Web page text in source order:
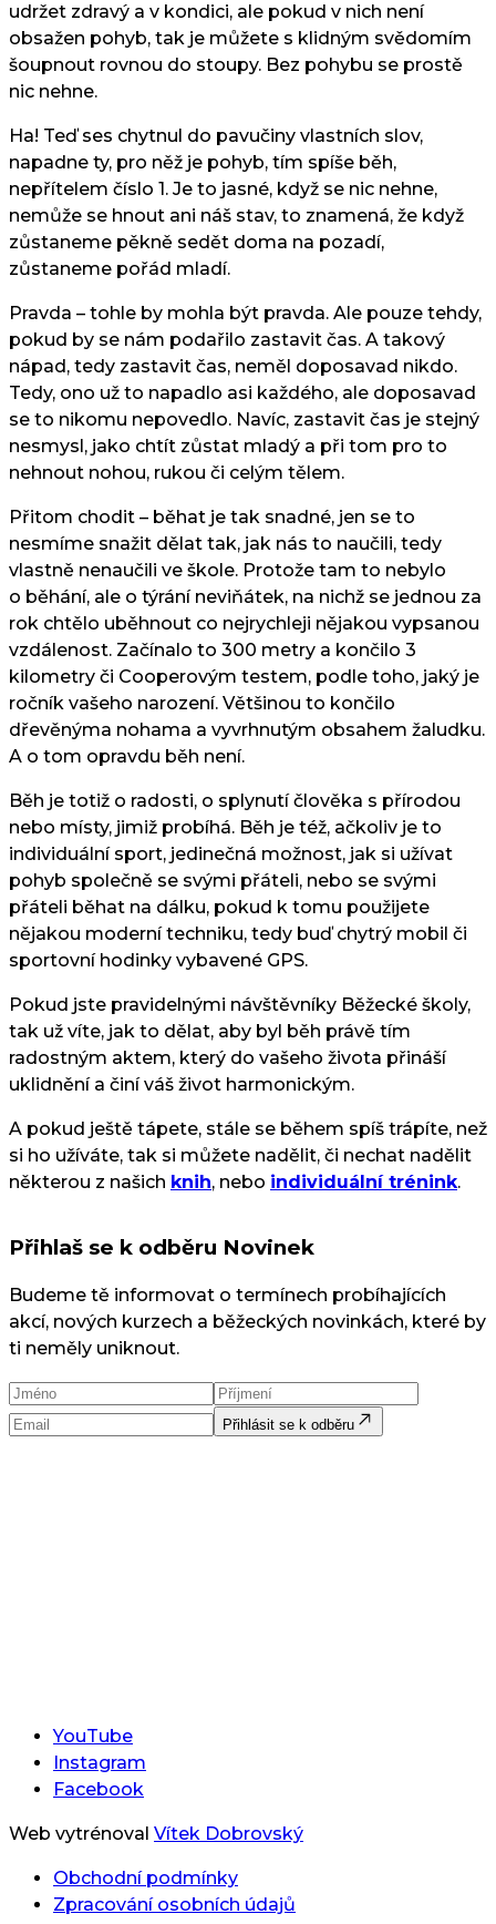
udržet zdravý a v kondici, ale pokud v nich není
obsažen pohyb, tak je můžete s klidným svědomím
šoupnout rovnou do stoupy. Bez pohybu se prostě
nic nehne.
Ha! Teď ses chytnul do pavučiny vlastních slov,
napadne ty, pro něž je pohyb, tím spíše běh,
nepřítelem číslo 1. Je to jasné, když se nic nehne,
nemůže se hnout ani náš stav, to znamená, že když
zůstaneme pěkně sedět doma na pozadí,
zůstaneme pořád mladí.
Pravda – tohle by mohla být pravda. Ale pouze tehdy,
pokud by se nám podařilo zastavit čas. A takový
nápad, tedy zastavit čas, neměl doposavad nikdo.
Tedy, ono už to napadlo asi každého, ale doposavad
se to nikomu nepovedlo. Navíc, zastavit čas je stejný
nesmysl, jako chtít zůstat mladý a při tom pro to
nehnout nohou, rukou či celým tělem.
Přitom chodit – běhat je tak snadné, jen se to
nesmíme snažit dělat tak, jak nás to naučili, tedy
vlastně nenaučili ve škole. Protože tam to nebylo
o běhání, ale o týrání neviňátek, na nichž se jednou za
rok chtělo uběhnout co nejrychleji nějakou vypsanou
vzdálenost. Začínalo to 300 metry a končilo 3
kilometry či Cooperovým testem, podle toho, jaký je
ročník vašeho narození. Většinou to končilo
dřevěnýma nohama a vyvrhnutým obsahem žaludku.
A o tom opravdu běh není.
Běh je totiž o radosti, o splynutí člověka s přírodou
nebo místy, jimiž probíhá. Běh je též, ačkoliv je to
individuální sport, jedinečná možnost, jak si užívat
pohyb společně se svými přáteli, nebo se svými
přáteli běhat na dálku, pokud k tomu použijete
nějakou moderní techniku, tedy buď chytrý mobil či
sportovní hodinky vybavené GPS.
Pokud jste pravidelnými návštěvníky Běžecké školy,
tak už víte, jak to dělat, aby byl běh právě tím
radostným aktem, který do vašeho života přináší
uklidnění a činí váš život harmonickým.
A pokud ještě tápete, stále se během spíš trápíte, než
si ho užíváte, tak si můžete nadělit, či nechat nadělit
některou z našich knih, nebo individuální trénink.
Přihlaš se k odběru Novinek
Budeme tě informovat o termínech probíhajících
akcí, nových kurzech a běžeckých novinkách, které by
ti neměly uniknout.
Přihlásit se k odběru
YouTube
Instagram
Facebook
Web vytrénoval Vítek Dobrovský
Obchodní podmínky
Zpracování osobních údajů